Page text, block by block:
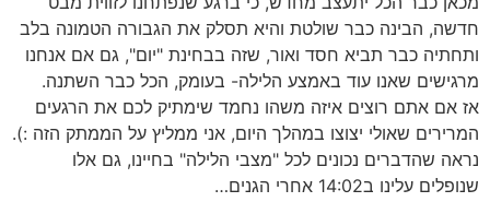
חדשה, הבינה כבר שולטת והיא תסלק את הגבורה הטמונה בלב
ותחתיה כבר תביא חסד ואור, שזה בבחינת "יום", גם אם אנחנו
מרגישים שאנו עוד באמצע הלילה- בעומק, הכל כבר השתנה.
אז אם אתם רוצים איזה משהו נחמד שימתיק לכם את הרגעים
המרירים שאולי יצוצו במהלך היום, אני ממליץ על הממתק הזה :).
נראה שהדברים נכונים לכל "מצבי הלילה" בחיינו, גם אלו
שנופלים עלינו ב14:02 אחרי הגנים…